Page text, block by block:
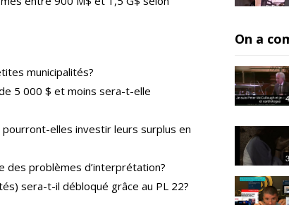
municipalités?
5 000 $ et moins sera-t-elle
elles investir leurs surplus en
des problèmes d’interprétation?
sera-t-il débloqué grâce au PL 22?
On a